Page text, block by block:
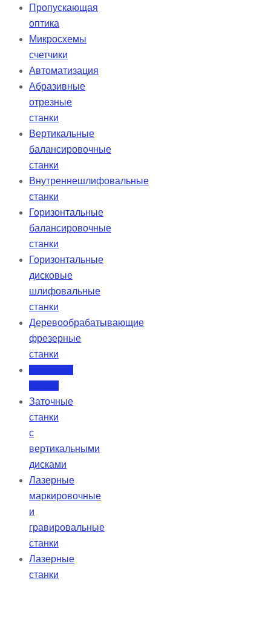
Пропускающая
оптика
Микросхемы
счетчики
Автоматизация
Абразивные
отрезные
станки
Вертикальные
балансировочные
станки
Внутреннешлифовальные
станки
Горизонтальные
балансировочные
станки
Горизонтальные
дисковые
шлифовальные
станки
Деревообрабатывающие
фрезерные
станки
Заточные
станки
с
вертикальными
дисками
Лазерные
маркировочные
и
гравировальные
станки
Лазерные
станки